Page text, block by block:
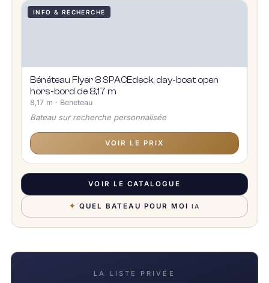
INFO & RECHERCHE
Bénéteau Flyer 8 SPACEdeck, day-boat open
hors-bord de 8,17 m
8,17 m · Beneteau
Bateau sur recherche personnalisée
VOIR LE PRIX
VOIR LE CATALOGUE
✦ QUEL BATEAU POUR MOIIA
LA LISTE PRIVÉE